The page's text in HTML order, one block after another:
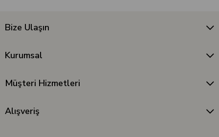
Bize Ulaşın
Kurumsal
Müşteri Hizmetleri
Alışveriş